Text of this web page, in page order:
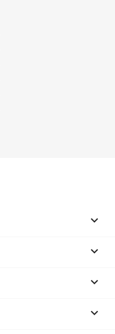



keyboard_arrow_down